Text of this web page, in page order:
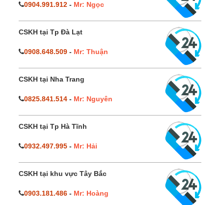
0904.991.912 - Mr: Ngọc
CSKH tại Tp Đà Lạt
0908.648.509 - Mr: Thuận
CSKH tại Nha Trang
0825.841.514 - Mr: Nguyên
CSKH tại Tp Hà Tĩnh
0932.497.995 - Mr: Hải
CSKH tại khu vực Tây Bắc
0903.181.486 - Mr: Hoàng